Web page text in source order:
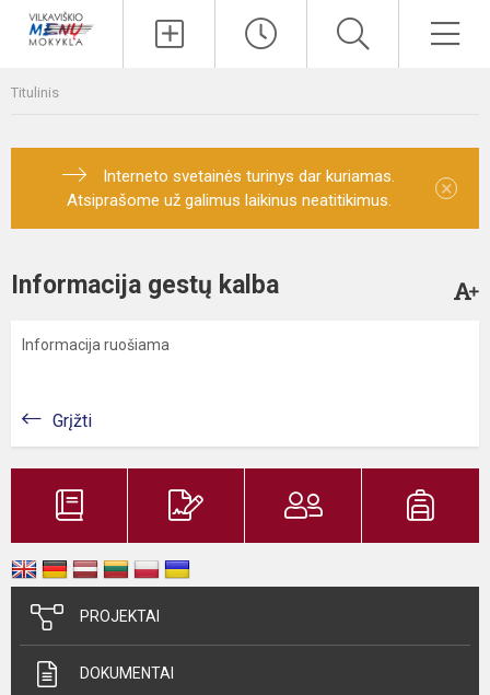
Titulinis
Interneto svetainės turinys dar kuriamas.
Atsiprašome už galimus laikinus neatitikimus.
×
Informacija gestų kalba
Informacija ruošiama
Grįžti
PROJEKTAI
DOKUMENTAI